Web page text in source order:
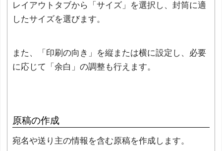
レイアウトタブから「サイズ」を選択し、封筒に適
したサイズを選びます。
また、「印刷の向き」を縦または横に設定し、必要
に応じて「余白」の調整も行えます。
原稿の作成
宛名や送り主の情報を含む原稿を作成します。